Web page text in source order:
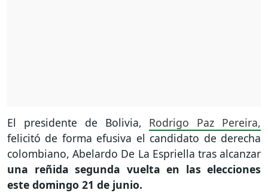
El presidente de Bolivia, Rodrigo Paz Pereira,
felicitó de forma efusiva el candidato de derecha
colombiano, Abelardo De La Espriella tras alcanzar
una reñida segunda vuelta en las elecciones
este domingo 21 de junio.